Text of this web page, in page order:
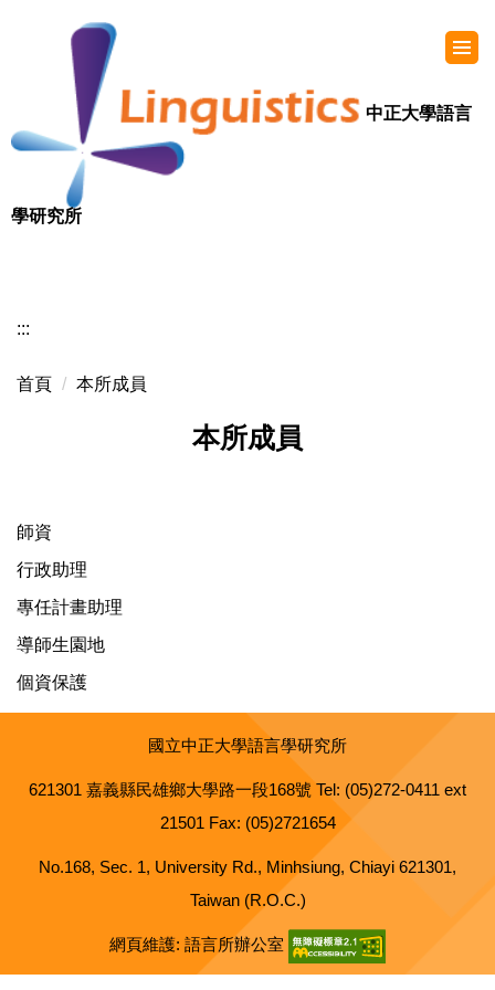
中正大學語言
學研究所
:::
首頁 本所成員
本所成員
師資
行政助理
專任計畫助理
導師生園地
個資保護
國立中正大學語言學研究所
621301 嘉義縣民雄鄉大學路一段168號 Tel: (05)272-0411 ext
21501 Fax: (05)2721654
No.168, Sec. 1, University Rd., Minhsiung, Chiayi 621301,
Taiwan (R.O.C.)
網頁維護: 語言所辦公室